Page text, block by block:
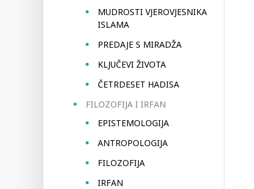
MUDROSTI VJEROVJESNIKA
ISLAMA
PREDAJE S MIRADŽA
KLJUČEVI ŽIVOTA
ČETRDESET HADISA
FILOZOFIJA I IRFAN
EPISTEMOLOGIJA
ANTROPOLOGIJA
FILOZOFIJA
IRFAN